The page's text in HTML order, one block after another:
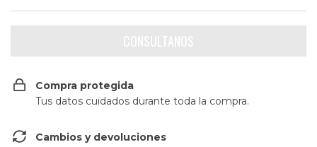
Compra protegida
Tus datos cuidados durante toda la compra.
Cambios y devoluciones